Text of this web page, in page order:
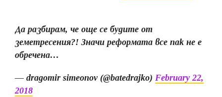
Да разбирам, че още се будите от
земетресения?! Значи реформата все пак не е
обречена…
— dragomir simeonov (@batedrajko) February 22,
2018